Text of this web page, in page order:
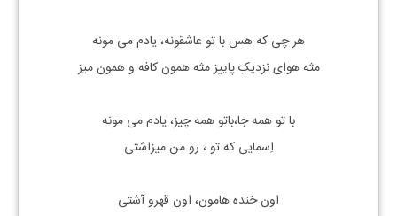
هر چی که هس با تو عاشقونه، یادم می مونه
مثه هوای نزدیکِ پاییز مثه همون کافه و همون میز
با تو همه جا،باتو همه چیز، یادم می مونه
اِسمایی که تو ، رو من میزاشتی
اون خنده هامون، اون قهرو آشتی